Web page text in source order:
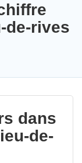
de-rives
dans
de-